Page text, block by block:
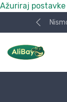
Ažuriraj postavke